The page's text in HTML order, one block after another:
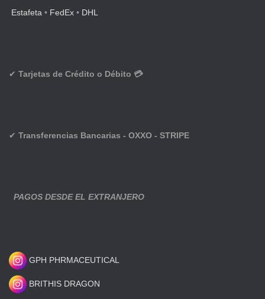
Estafeta • FedEx • DHL
✔ Tarjetas de Crédito o Débito 💳
✔ Transferencias Bancarias - OXXO - STRIPE
PAGOS DESDE EL EXTRANJERO
GPH PHRMACEUTICAL
BRITHIS DRAGON